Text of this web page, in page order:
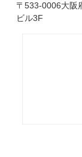
〒533-0006大阪
ビル3F